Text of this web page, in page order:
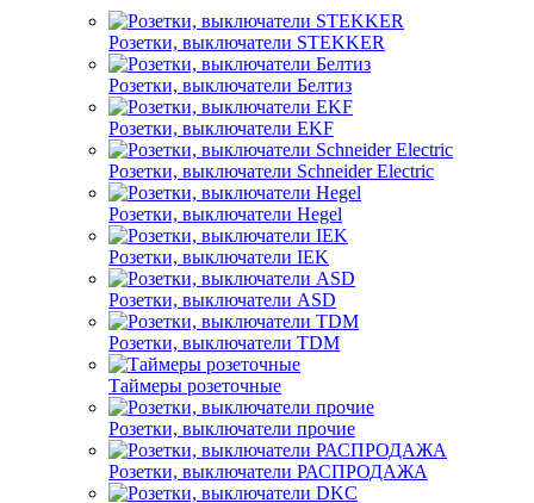
Розетки, выключатели STEKKER
Розетки, выключатели Белтиз
Розетки, выключатели EKF
Розетки, выключатели Schneider Electric
Розетки, выключатели Hegel
Розетки, выключатели IEK
Розетки, выключатели ASD
Розетки, выключатели TDM
Таймеры розеточные
Розетки, выключатели прочие
Розетки, выключатели РАСПРОДАЖА